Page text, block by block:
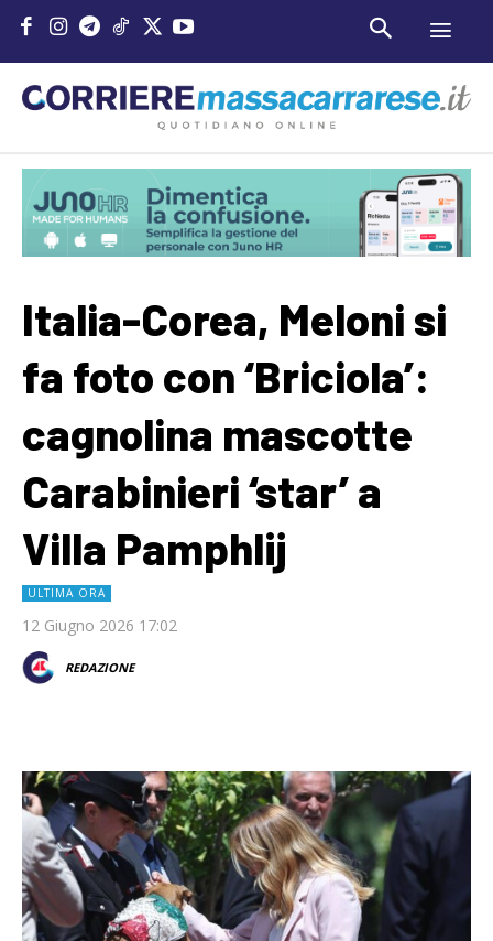
Italia-Corea, Meloni si
fa foto con ‘Briciola’:
cagnolina mascotte
Carabinieri ‘star’ a
Villa Pamphlij
ULTIMA ORA
12 Giugno 2026 17:02
REDAZIONE